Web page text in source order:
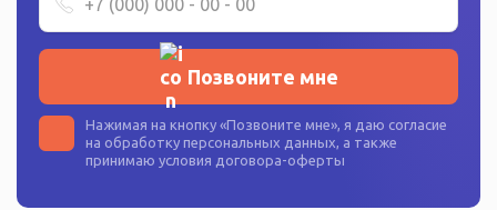
Позвоните мне
Нажимая на кнопку «Позвоните мне», я даю согласие
на обработку персональных данных, а также
принимаю условия договора-оферты